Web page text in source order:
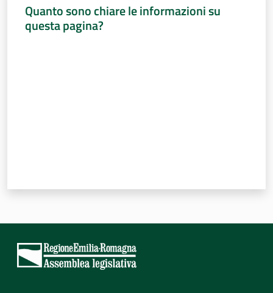
Argomenti
Quanto sono chiare le informazioni su
questa pagina?